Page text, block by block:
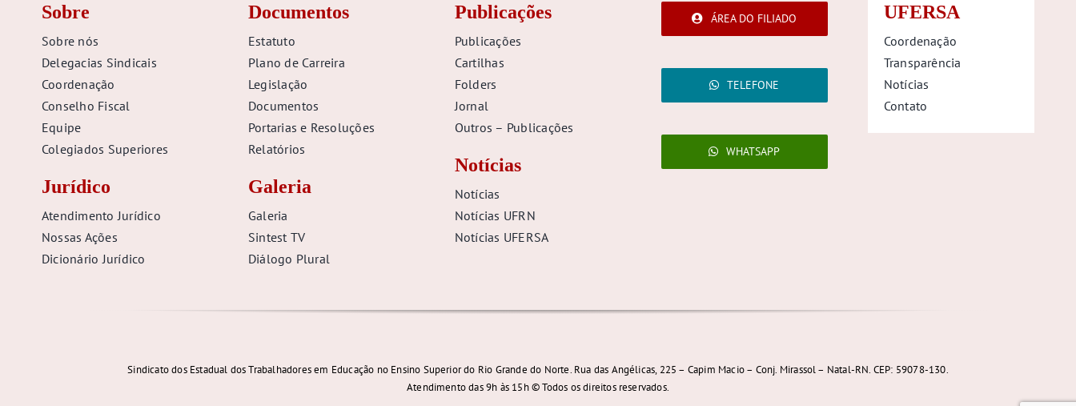
Sobre
Sobre nós
Delegacias Sindicais
Coordenação
Conselho Fiscal
Equipe
Colegiados Superiores
Jurídico
Atendimento Jurídico
Nossas Ações
Dicionário Jurídico
Documentos
Estatuto
Plano de Carreira
Legislação
Documentos
Portarias e Resoluções
Relatórios
Galeria
Galeria
Sintest TV
Diálogo Plural
Publicações
Publicações
Cartilhas
Folders
Jornal
Outros – Publicações
Notícias
Notícias
Notícias UFRN
Notícias UFERSA
ÁREA DO FILIADO
TELEFONE
WHATSAPP
UFERSA
Coordenação
Transparência
Notícias
Contato
Sindicato dos Estadual dos Trabalhadores em Educação no Ensino Superior do Rio Grande do Norte. Rua das Angélicas, 225 – Capim Macio – Conj. Mirassol – Natal-RN. CEP: 59078-130.
Atendimento das 9h às 15h © Todos os direitos reservados.